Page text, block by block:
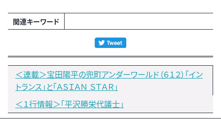
関連キーワード
＜連載＞宝田陽平の兜町アンダーワールド（６１２）「イン
トランス」と「ＡＳＩＡＮ ＳＴＡＲ」
＜１行情報＞「平沢勝栄代議士」